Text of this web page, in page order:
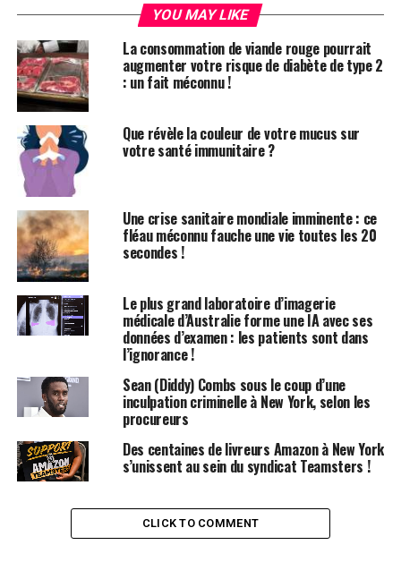
maladies rénales chroniques et même la mort. Les
déterminants sociaux de la santé et les inégalités
amplifient le risque de ces complications mortelles.
Le Rôle de l’ECMC dans la Lutte Contre
l’Hypertension
L’Erie County Medical Center (ECMC) est un acteur clé
dans la région de l’ouest de New York. Cet
établissement, qui est l’un des cinq hôpitaux publics de
l’État, est également le seul centre de traumatologie de
niveau 1 pour adultes de la région. En tant que plus
grand hôpital de sécurité, il prend en charge une
proportion importante de patients vulnérables et à
risque.
Situé au cœur de Buffalo, l’ECMC a plus d’un siècle
d’expérience dans la fourniture de soins de santé de
qualité, en se concentrant sur les patients touchés de
manière disproportionnée par les déterminants sociaux
de la santé et les complications des maladies chroniques.
Actuellement, l’ECMC prend en charge plus de 6 500
patients souffrant d’hypertension.
Statistiques Alarmantes sur les Maladies
Cardiovasculaires
YOU MAY LIKE
La consommation de viande rouge pourrait
augmenter votre risque de diabète de type 2
: un fait méconnu !
Que révèle la couleur de votre mucus sur
votre santé immunitaire ?
Une crise sanitaire mondiale imminente : ce
fléau méconnu fauche une vie toutes les 20
secondes !
Le plus grand laboratoire d’imagerie
médicale d’Australie forme une IA avec ses
données d’examen : les patients sont dans
l’ignorance !
Sean (Diddy) Combs sous le coup d’une
inculpation criminelle à New York, selon les
procureurs
Des centaines de livreurs Amazon à New York
s’unissent au sein du syndicat Teamsters !
CLICK TO COMMENT